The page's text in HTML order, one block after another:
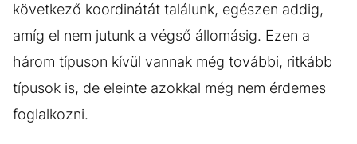
következő koordinátát találunk, egészen addig,
amíg el nem jutunk a végső állomásig. Ezen a
három típuson kívül vannak még további, ritkább
típusok is, de eleinte azokkal még nem érdemes
foglalkozni.